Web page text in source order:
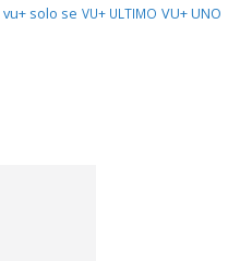
vu+ solo se VU+ ULTIMO VU+ UNO